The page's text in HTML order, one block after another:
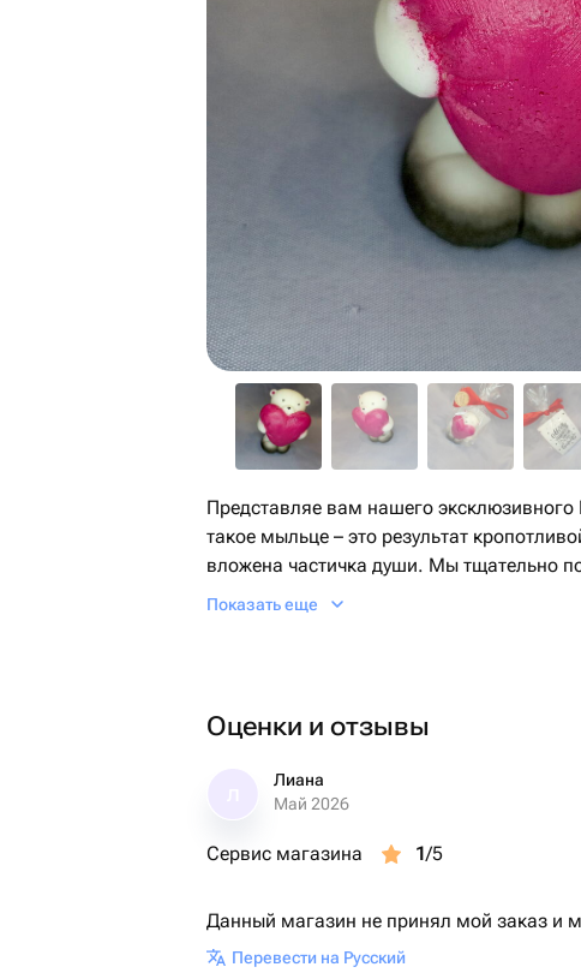
Представляе вам нашего
такое мыльце – это результат
вложена частичка души. Мы тщательно
ваш Мишка не только радовал глаз
Показать еще
Оценки и отзывы
Лиана
Май 2026
Сервис магазина 1/5
Данный магазин не принял мой заказ и
Перевести на Русский